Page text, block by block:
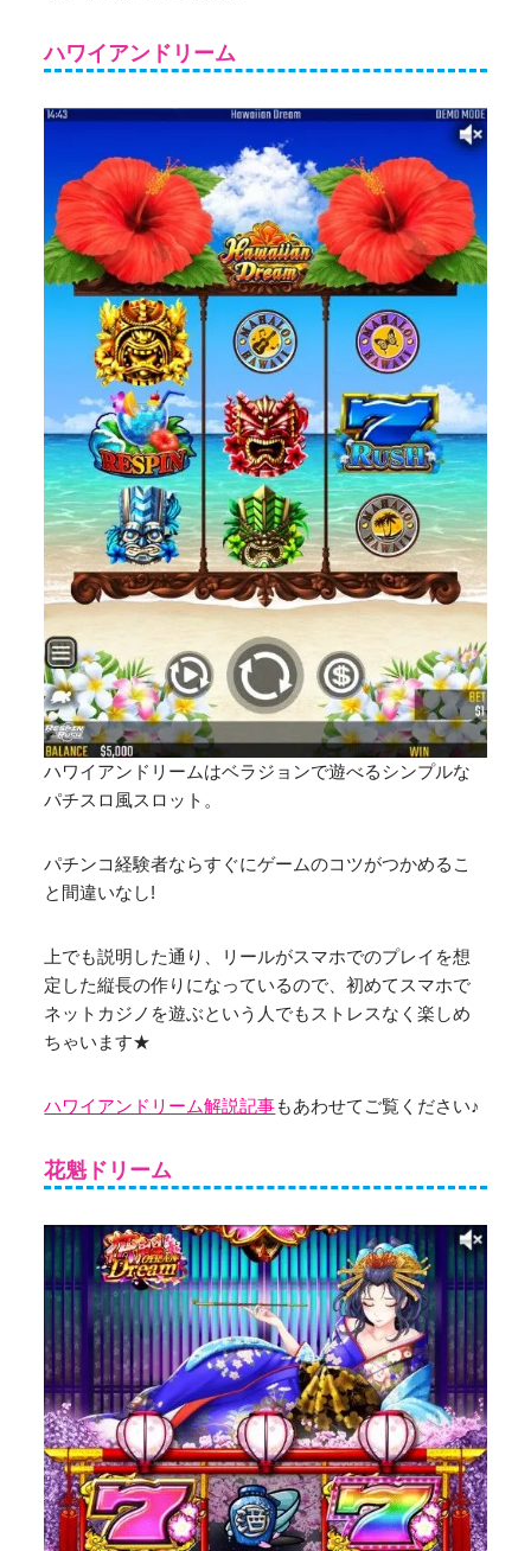
ハワイアンドリーム
ハワイアンドリームはベラジョンで遊べるシンプルな
パチスロ風スロット。
パチンコ経験者ならすぐにゲームのコツがつかめるこ
と間違いなし!
上でも説明した通り、リールがスマホでのプレイを想
定した縦長の作りになっているので、初めてスマホで
ネットカジノを遊ぶという人でもストレスなく楽しめ
ちゃいます★
ハワイアンドリーム解説記事もあわせてご覧ください♪
花魁ドリーム